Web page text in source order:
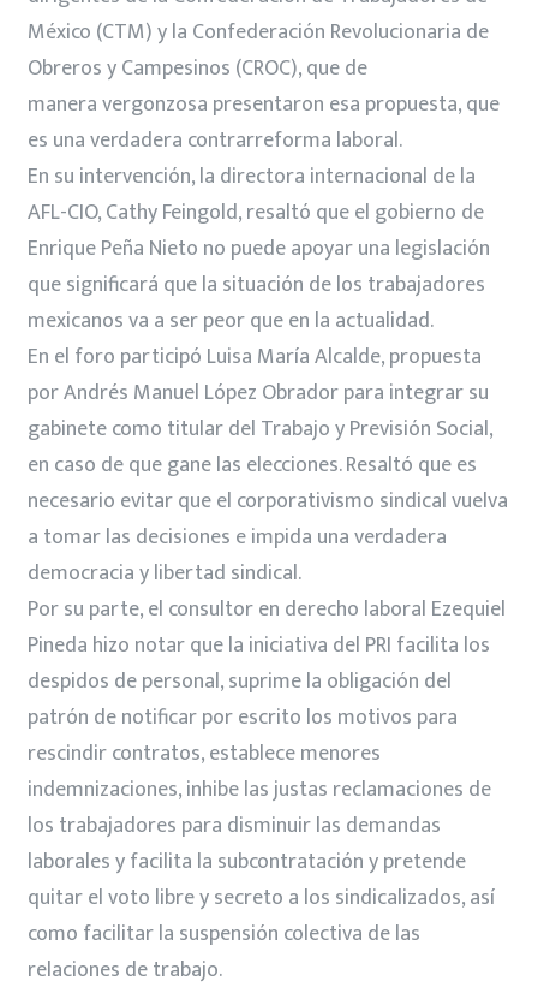
México (CTM) y la Confederación Revolucionaria de
Obreros y Campesinos (CROC), que de
manera vergonzosa presentaron esa propuesta, que
es una verdadera contrarreforma laboral.
En su intervención, la directora internacional de la
AFL-CIO, Cathy Feingold, resaltó que el gobierno de
Enrique Peña Nieto no puede apoyar una legislación
que significará que la situación de los trabajadores
mexicanos va a ser peor que en la actualidad.
En el foro participó Luisa María Alcalde, propuesta
por Andrés Manuel López Obrador para integrar su
gabinete como titular del Trabajo y Previsión Social,
en caso de que gane las elecciones. Resaltó que es
necesario evitar que el corporativismo sindical vuelva
a tomar las decisiones e impida una verdadera
democracia y libertad sindical.
Por su parte, el consultor en derecho laboral Ezequiel
Pineda hizo notar que la iniciativa del PRI facilita los
despidos de personal, suprime la obligación del
patrón de notificar por escrito los motivos para
rescindir contratos, establece menores
indemnizaciones, inhibe las justas reclamaciones de
los trabajadores para disminuir las demandas
laborales y facilita la subcontratación y pretende
quitar el voto libre y secreto a los sindicalizados, así
como facilitar la suspensión colectiva de las
relaciones de trabajo.